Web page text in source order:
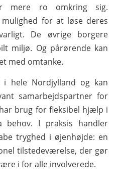
mere ro omkring sig.
for at løse deres
De øvrige borgere
miljø. Og pårørende kan
med omtanke.
hele Nordjylland og kan
samarbejdspartner for
brug for fleksibel hjælp i
behov. I praksis handler
tryghed i øjenhøjde: en
tilstedeværelse, der gør
i for alle involverede.